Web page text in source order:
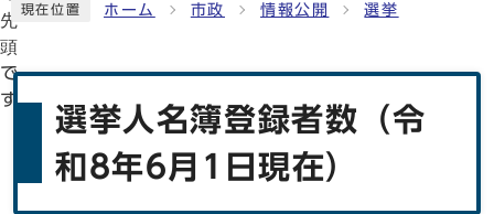
現在位置 ホーム 市政 情報公開 選挙
選挙人名簿登録者数（令
和8年6月1日現在）